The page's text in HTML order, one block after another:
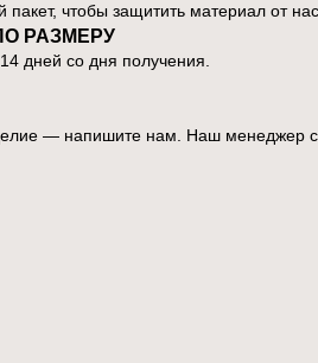
чтобы защитить материал от
РАЗМЕРУ
дней со дня получения.
— напишите нам. Наш менеджер